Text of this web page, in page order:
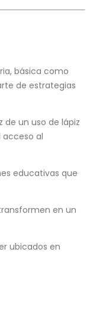
básica como
de estrategias
de un uso de lápiz
al
educativas que
en un
ubicados en